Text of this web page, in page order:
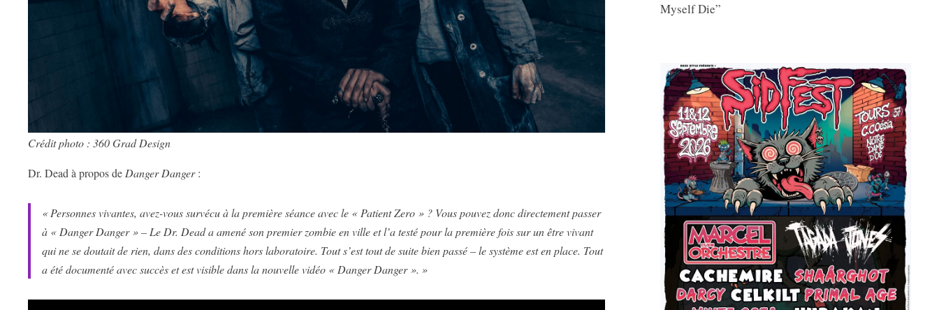
Crédit photo : 360 Grad Design
Dr. Dead à propos de Danger Danger:
« Personnes vivantes, avez-vous survécu à la première séance avec le « Patient Zero » ? Vous pouvez donc directement passer
à « Danger Danger » – Le Dr. Dead a amené son premier zombie en ville et l’a testé pour la première fois sur un être vivant
qui ne se doutait de rien, dans des conditions hors laboratoire. Tout s’est tout de suite bien passé – le système est en place. Tout
a été documenté avec succès et est visible dans la nouvelle vidéo « Danger Danger ». »
Myself Die”